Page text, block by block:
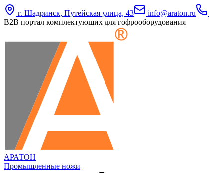
г. Шадринск, Путейская улица, 43 info@araton.ru
B2B портал комплектующих для гофрооборудования
АРАТОН
Промышленные ножи